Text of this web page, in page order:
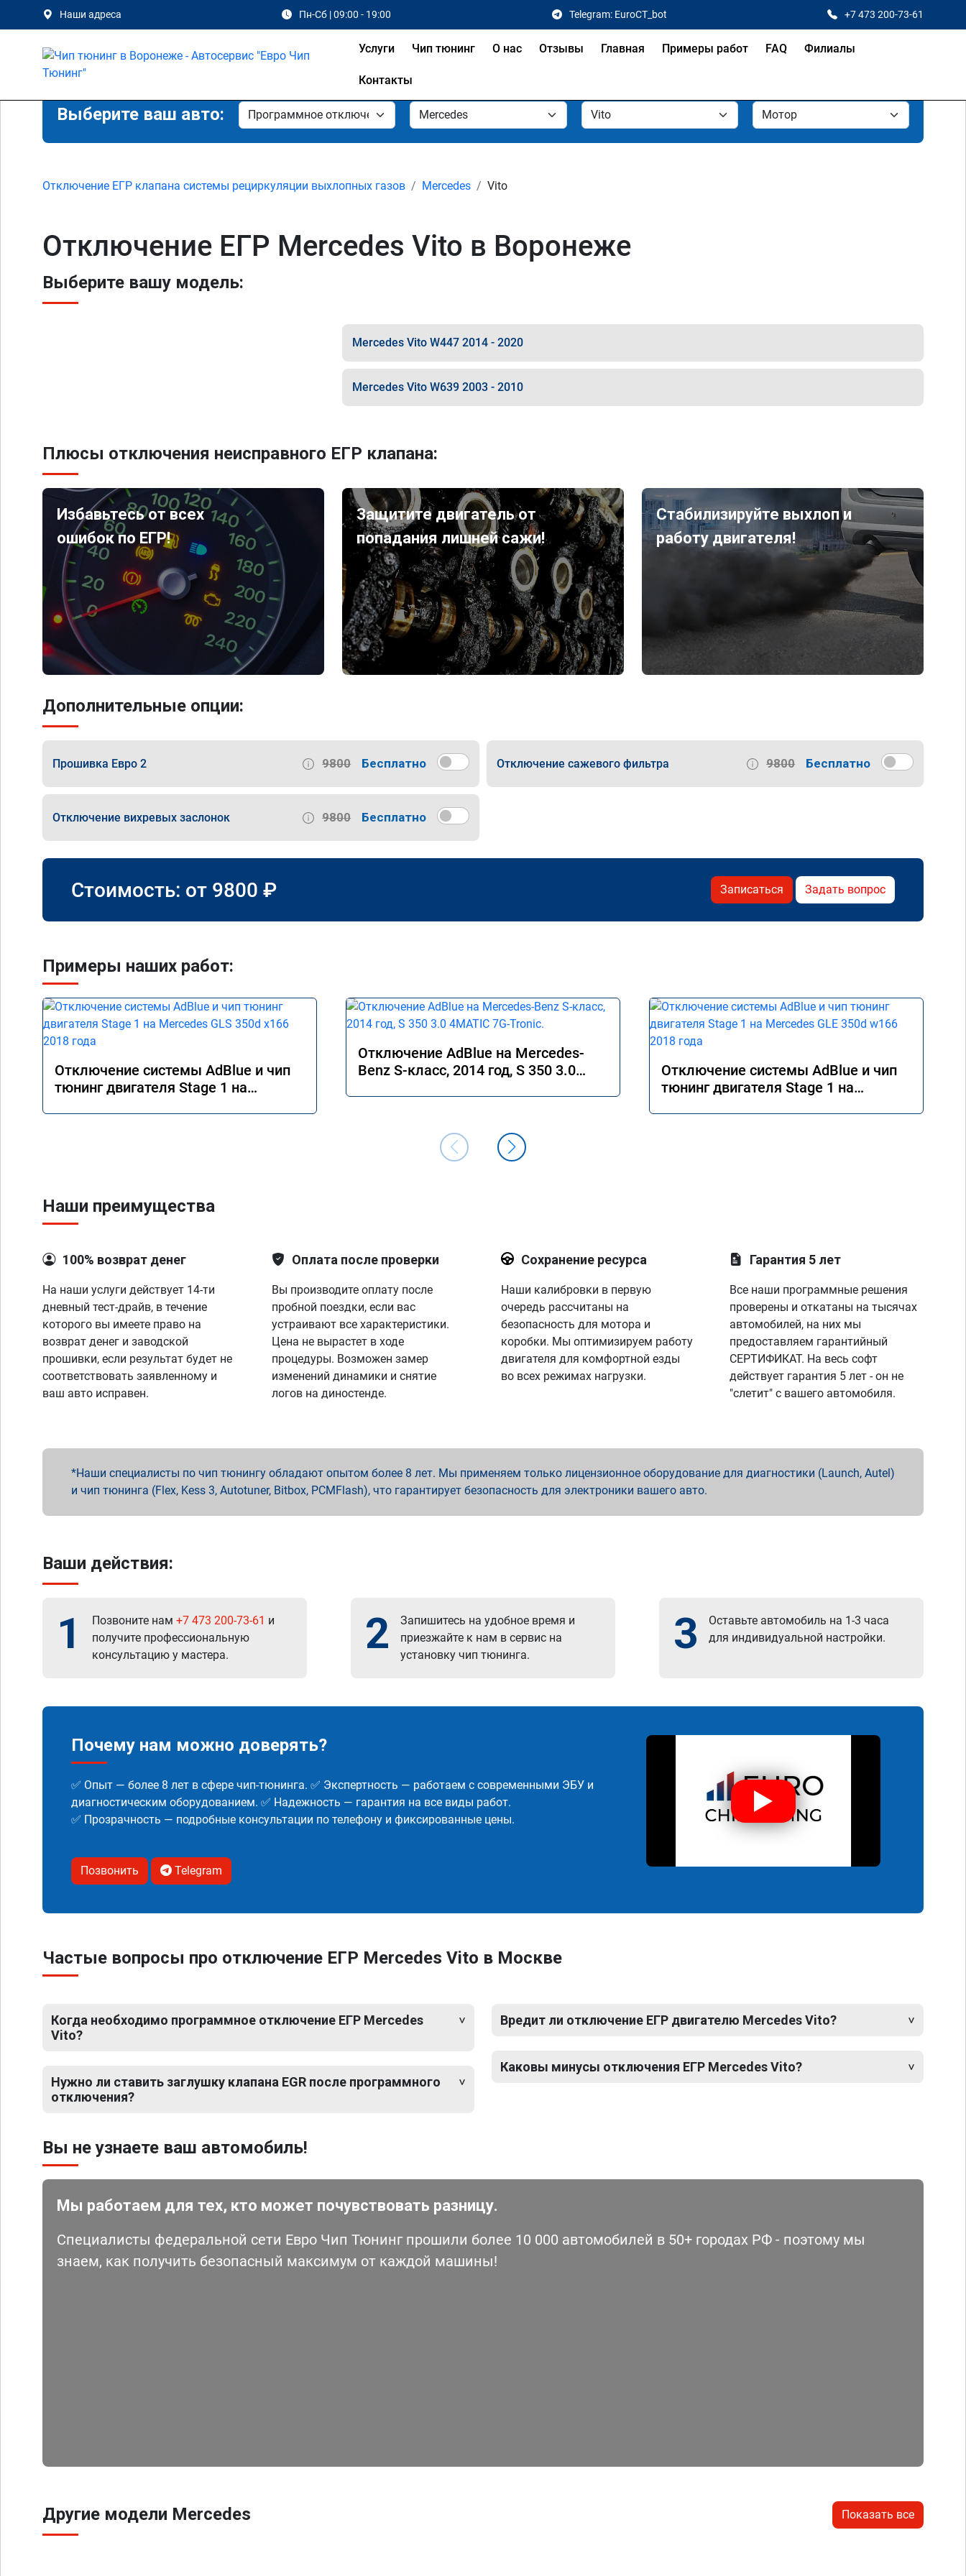
Наши адреса Пн-Сб | 09:00 - 19:00 Telegram: EuroCT_bot +7 473 200-73-61
Услуги Чип тюнинг О нас Отзывы Главная Примеры работ FAQ Филиалы
Контакты
Выберите ваш авто:
Отключение ЕГР клапана системы рециркуляции выхлопных газов Mercedes Vito
Отключение ЕГР Mercedes Vito в Воронеже
Выберите вашу модель:
Mercedes Vito W447 2014 - 2020
Mercedes Vito W639 2003 - 2010
Плюсы отключения неисправного ЕГР клапана:
Избавьтесь от всех
ошибок по ЕГР!
Защитите двигатель от
попадания лишней сажи!
Стабилизируйте выхлоп и
работу двигателя!
Дополнительные опции:
Прошивка Евро 2 9800 Бесплатно Отключение сажевого фильтра 9800 Бесплатно
Отключение вихревых заслонок 9800 Бесплатно
Стоимость: от 9800 ₽ Записаться Задать вопрос
Примеры наших работ:
Отключение системы AdBlue и чип
тюнинг двигателя Stage 1 на
Отключение AdBlue на Mercedes-
Benz S-класс, 2014 год, S 350 3.0
Отключение системы AdBlue и чип
тюнинг двигателя Stage 1 на
Наши преимущества
100% возврат денег
На наши услуги действует 14-ти
дневный тест-драйв, в течение
которого вы имеете право на
возврат денег и заводской
прошивки, если результат будет не
соответствовать заявленному и
ваш авто исправен.
Оплата после проверки
Вы производите оплату после
пробной поездки, если вас
устраивают все характеристики.
Цена не вырастет в ходе
процедуры. Возможен замер
изменений динамики и снятие
логов на диностенде.
Сохранение ресурса
Наши калибровки в первую
очередь рассчитаны на
безопасность для мотора и
коробки. Мы оптимизируем работу
двигателя для комфортной езды
во всех режимах нагрузки.
Гарантия 5 лет
Все наши программные решения
проверены и откатаны на тысячах
автомобилей, на них мы
предоставляем гарантийный
СЕРТИФИКАТ. На весь софт
действует гарантия 5 лет - он не
"слетит" с вашего автомобиля.
Наши специалисты по чип тюнингу обладают опытом более 8 лет. Мы применяем только лицензионное оборудование для диагностики (Launch, Autel)
и чип тюнинга (Flex, Kess 3, Autotuner, Bitbox, PCMFlash), что гарантирует безопасность для электроники вашего авто.
Ваши действия:
1 Позвоните нам +7 473 200-73-61 и
получите профессиональную
консультацию у мастера.
2
Запишитесь на удобное время и
приезжайте к нам в сервис на
установку чип тюнинга.
3
Оставьте автомобиль на 1-3 часа
для индивидуальной настройки.
Почему нам можно доверять?
✅ Опыт — более 8 лет в сфере чип-тюнинга. ✅ Экспертность — работаем с современными ЭБУ и
диагностическим оборудованием. ✅ Надежность — гарантия на все виды работ.
✅ Прозрачность — подробные консультации по телефону и фиксированные цены.
Позвонить Telegram
Частые вопросы про отключение ЕГР Mercedes Vito в Москве
Когда необходимо программное отключение ЕГР Mercedes
Vito?
Нужно ли ставить заглушку клапана EGR после программного
отключения?
Вредит ли отключение ЕГР двигателю Mercedes Vito?
Каковы минусы отключения ЕГР Mercedes Vito?
Вы не узнаете ваш автомобиль!
Мы работаем для тех, кто может почувствовать разницу.
Специалисты федеральной сети Евро Чип Тюнинг прошили более 10 000 автомобилей в 50+ городах РФ - поэтому мы
знаем, как получить безопасный максимум от каждой машины!
Другие модели Mercedes Показать все